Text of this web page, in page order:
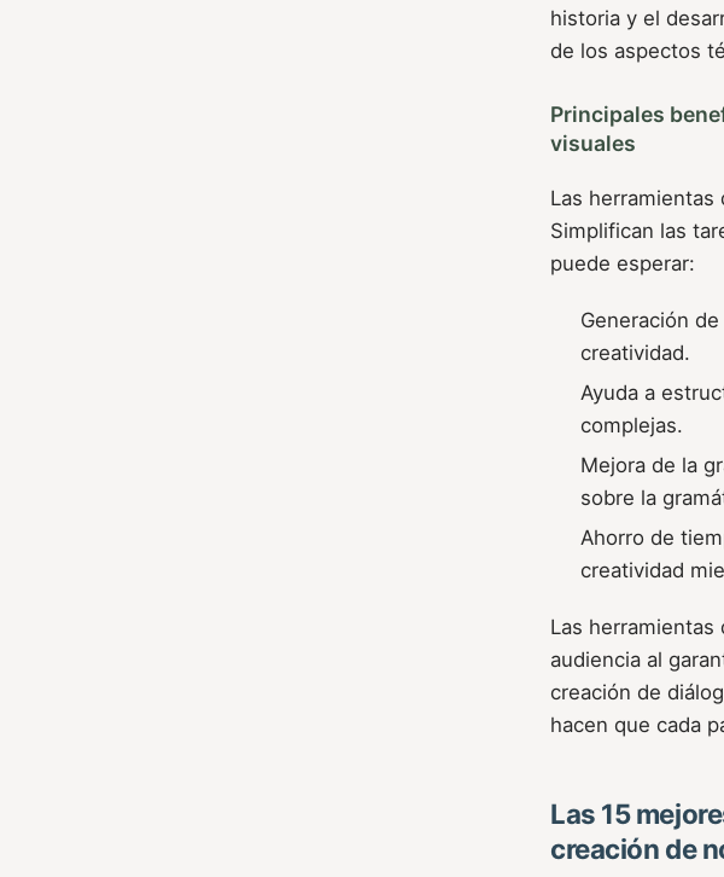
historia y el
de los aspectos
Principales
visuales
Las
Simplifican las
puede esperar:
Generación
creatividad.
Ayuda a
complejas.
Mejora de la
sobre la
Ahorro de
creatividad
Las
audiencia al
creación de
hacen que cada
Las 15
creación de